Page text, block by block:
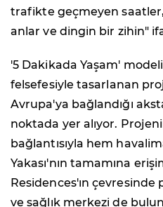
trafikte geçmeyen
anlar ve dingin bir zihin"
'5 Dakikada Yaşam'
felsefesiyle tasarlanan
Avrupa'ya bağlandığı
noktada yer alıyor.
bağlantısıyla hem
Yakası'nın tamamına
Residences'ın
ve sağlık merkezi de